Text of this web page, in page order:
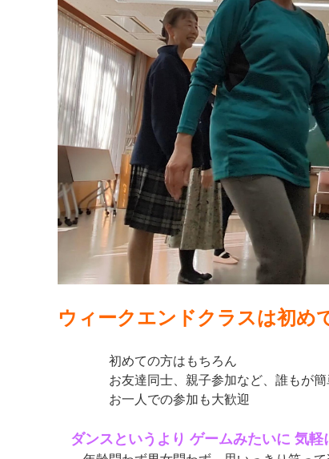
ウィークエンドクラスは初め
初めての方はもちろん
お友達同士、親子参加など、誰もが簡単
お一人での参加も大歓迎
ダンスというより ゲームみたいに 気軽
マイメディア検索